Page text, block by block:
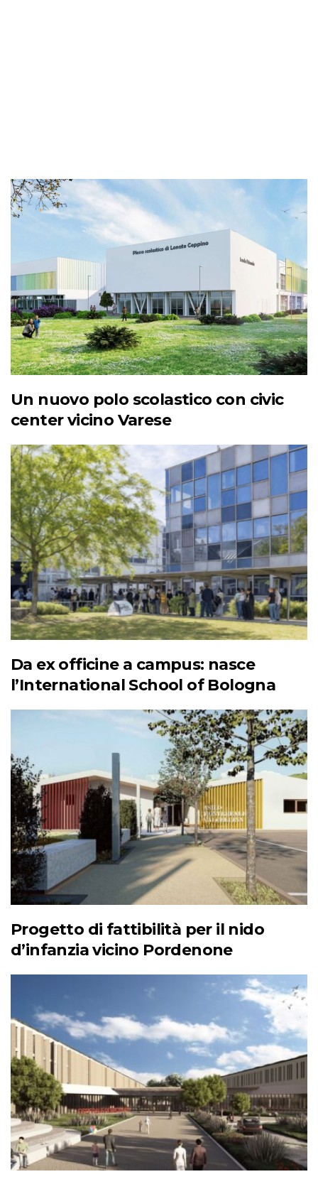
Un nuovo polo scolastico con civic
center vicino Varese
Da ex officine a campus: nasce
l’International School of Bologna
Progetto di fattibilità per il nido
d’infanzia vicino Pordenone